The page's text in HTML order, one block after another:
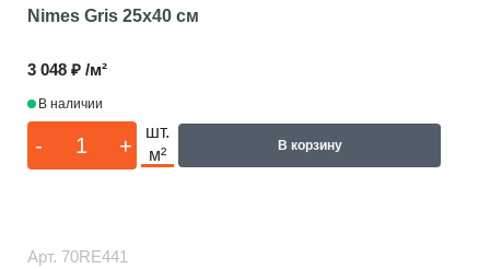
Nimes Gris 25x40 см
3 048 ₽ /м²
В наличии
- +
шт.
м²
В корзину
Арт. 70RE441